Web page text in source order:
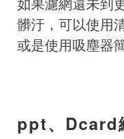
髒汙，可以使用
或是使用吸塵器
ppt、Dcard